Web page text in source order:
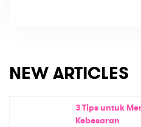
NEW ARTICLES
3 Tips untuk
Kebesaran